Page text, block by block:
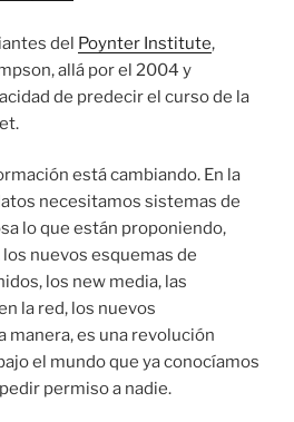
del Poynter Institute,
allá por el 2004 y
de predecir el curso de la
está cambiando. En la
necesitamos sistemas de
lo que están proponiendo,
los nuevos esquemas de
los new media, las
la red, los nuevos
manera, es una revolución
el mundo que ya conocíamos
permiso a nadie.